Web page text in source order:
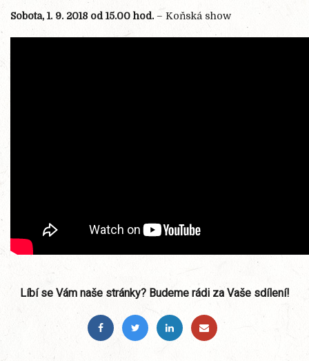
Sobota, 1. 9. 2018 od 15.00 hod. – Koňská show
Líbí se Vám naše stránky? Budeme rádi za Vaše sdílení!